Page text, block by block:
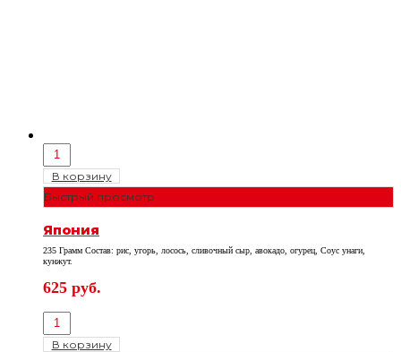
В корзину
Быстрый просмотр
Япония
235 Грамм Состав: рис, угорь, лосось, сливочный сыр, авокадо, огурец, Соус унаги,
кунжут.
625 руб.
В корзину